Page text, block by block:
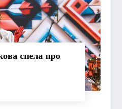
спела про